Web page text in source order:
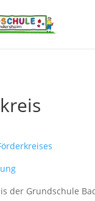
der Grundschule